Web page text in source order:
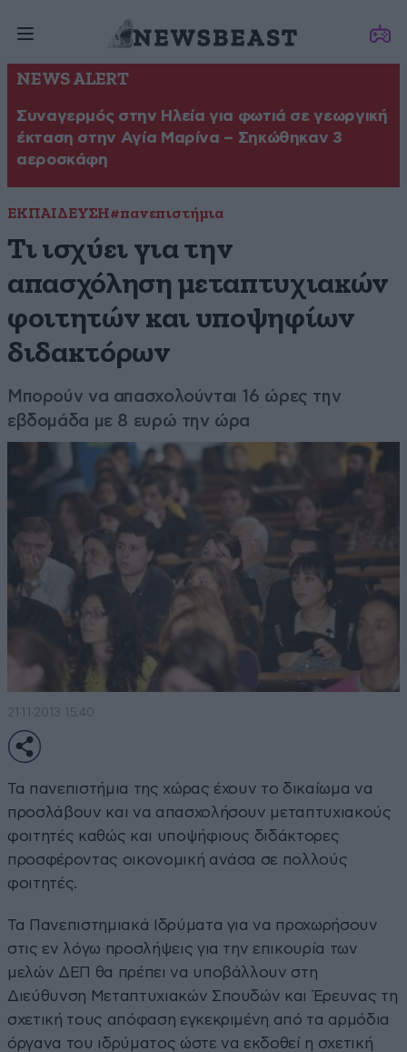
NEWS ALERT
Συναγερμός στην Ηλεία για φωτιά σε γεωργική
έκταση στην Αγία Μαρίνα – Σηκώθηκαν 3
αεροσκάφη
ΕΚΠΑΙΔΕΥΣΗ#πανεπιστήμια
Τι ισχύει για την
απασχόληση μεταπτυχιακών
φοιτητών και υποψηφίων
διδακτόρων
Μπορούν να απασχολούνται 16 ώρες την
εβδομάδα με 8 ευρώ την ώρα
21·11·2013 15:40
Τα πανεπιστήμια της χώρας έχουν το δικαίωμα να
προσλάβουν και να απασχολήσουν μεταπτυχιακούς
φοιτητές καθώς και υποψήφιους διδάκτορες
προσφέροντας οικονομική ανάσα σε πολλούς
φοιτητές.
Τα Πανεπιστημιακά Ιδρύματα για να προχωρήσουν
στις εν λόγω προσλήψεις για την επικουρία των
μελών ΔΕΠ θα πρέπει να υποβάλλουν στη
Διεύθυνση Μεταπτυχιακών Σπουδών και Έρευνας τη
σχετική τους απόφαση εγκεκριμένη από τα αρμόδια
όργανα του ιδρύματος ώστε να εκδοθεί η σχετική